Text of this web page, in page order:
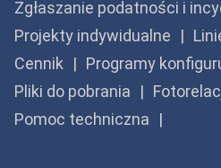
Zgłaszanie podatności i
Projekty indywidualne
Cennik
Programy
Pliki do pobrania
Pomoc techniczna